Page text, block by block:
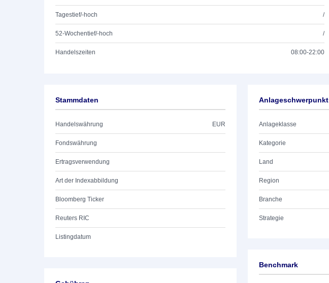
Tagestief/-hoch /
52-Wochentief/-hoch /
Handelszeiten 08:00-22:00
Stammdaten
Handelswährung EUR
Fondswährung
Ertragsverwendung
Art der Indexabbildung
Bloomberg Ticker
Reuters RIC
Listingdatum
Anlageschwerpunkt
Anlageklasse
Kategorie
Land
Region
Branche
Strategie
Benchmark